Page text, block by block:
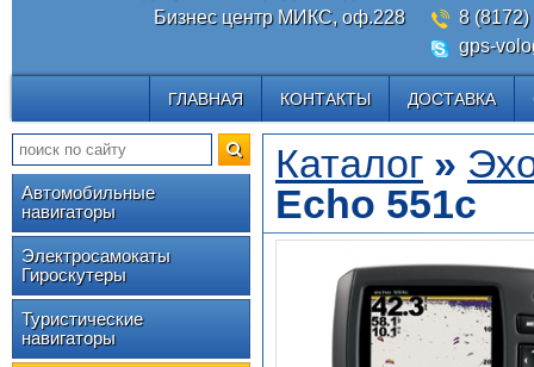
Бизнес центр МИКС, оф.228
8 (8172)
gps-
ГЛАВНАЯ КОНТАКТЫ ДОСТАВКА
Автомобильные
навигаторы
Электросамокаты
Гироскутеры
Туристические
навигаторы
Каталог »
Echo 551c